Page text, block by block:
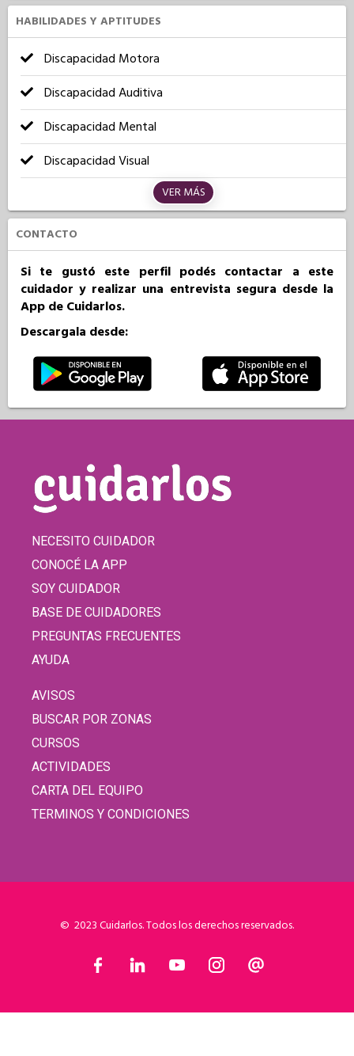
HABILIDADES Y APTITUDES
Discapacidad Motora
Discapacidad Auditiva
Discapacidad Mental
Discapacidad Visual
VER MÁS
CONTACTO
Si te gustó este perfil podés contactar a este
cuidador y realizar una entrevista segura desde la
App de Cuidarlos.
Descargala desde:
NECESITO CUIDADOR
CONOCÉ LA APP
SOY CUIDADOR
BASE DE CUIDADORES
PREGUNTAS FRECUENTES
AYUDA
AVISOS
BUSCAR POR ZONAS
CURSOS
ACTIVIDADES
CARTA DEL EQUIPO
TERMINOS Y CONDICIONES
© 2023 Cuidarlos. Todos los derechos reservados.